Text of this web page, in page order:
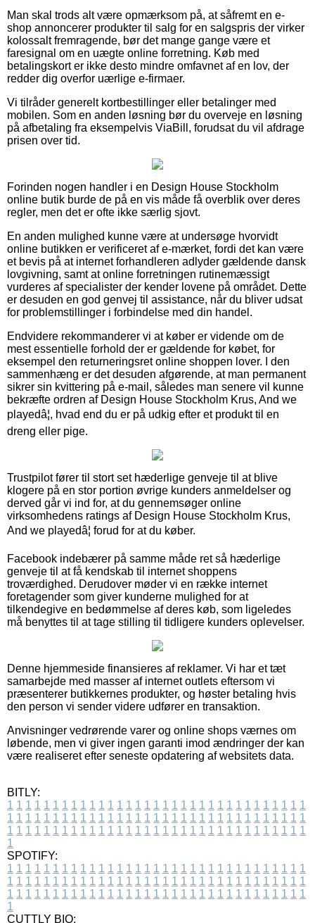
Man skal trods alt være opmærksom på, at såfremt en e-
shop annoncerer produkter til salg for en salgspris der virker
kolossalt fremragende, bør det mange gange være et
faresignal om en uægte online forretning. Køb med
betalingskort er ikke desto mindre omfavnet af en lov, der
redder dig overfor uærlige e-firmaer.
Vi tilråder generelt kortbestillinger eller betalinger med
mobilen. Som en anden løsning bør du overveje en løsning
på afbetaling fra eksempelvis ViaBill, forudsat du vil afdrage
prisen over tid.
Forinden nogen handler i en Design House Stockholm
online butik burde de på en vis måde få overblik over deres
regler, men det er ofte ikke særlig sjovt.
En anden mulighed kunne være at undersøge hvorvidt
online butikken er verificeret af e-mærket, fordi det kan være
et bevis på at internet forhandleren adlyder gældende dansk
lovgivning, samt at online forretningen rutinemæssigt
vurderes af specialister der kender lovene på området. Dette
er desuden en god genvej til assistance, når du bliver udsat
for problemstillinger i forbindelse med din handel.
Endvidere rekommanderer vi at køber er vidende om de
mest essentielle forhold der er gældende for købet, for
eksempel den returneringsret online shoppen lover. I den
sammenhæng er det desuden afgørende, at man permanent
sikrer sin kvittering på e-mail, således man senere vil kunne
bekræfte ordren af Design House Stockholm Krus, And we
playedâ¦, hvad end du er på udkig efter et produkt til en
dreng eller pige.
Trustpilot fører til stort set hæderlige genveje til at blive
klogere på en stor portion øvrige kunders anmeldelser og
derved går vi ind for, at du gennemsøger online
virksomhedens ratings af Design House Stockholm Krus,
And we playedâ¦ forud for at du køber.
Facebook indebærer på samme måde ret så hæderlige
genveje til at få kendskab til internet shoppens
troværdighed. Derudover møder vi en række internet
foretagender som giver kunderne mulighed for at
tilkendegive en bedømmelse af deres køb, som ligeledes
må benyttes til at tage stilling til tidligere kunders oplevelser.
Denne hjemmeside finansieres af reklamer. Vi har et tæt
samarbejde med masser af internet outlets eftersom vi
præsenterer butikkernes produkter, og høster betaling hvis
den person vi sender videre udfører en transaktion.
Anvisninger vedrørende varer og online shops værnes om
løbende, men vi giver ingen garanti imod ændringer der kan
være realiseret efter seneste opdatering af websitets data.
BITLY:
1 1 1 1 1 1 1 1 1 1 1 1 1 1 1 1 1 1 1 1 1 1 1 1 1 1 1 1 1 1 1 1 1
1 1 1 1 1 1 1 1 1 1 1 1 1 1 1 1 1 1 1 1 1 1 1 1 1 1 1 1 1 1 1 1 1
1 1 1 1 1 1 1 1 1 1 1 1 1 1 1 1 1 1 1 1 1 1 1 1 1 1 1 1 1 1 1 1 1
1
SPOTIFY:
1 1 1 1 1 1 1 1 1 1 1 1 1 1 1 1 1 1 1 1 1 1 1 1 1 1 1 1 1 1 1 1 1
1 1 1 1 1 1 1 1 1 1 1 1 1 1 1 1 1 1 1 1 1 1 1 1 1 1 1 1 1 1 1 1 1
1 1 1 1 1 1 1 1 1 1 1 1 1 1 1 1 1 1 1 1 1 1 1 1 1 1 1 1 1 1 1 1 1
1
CUTTLY BIO: